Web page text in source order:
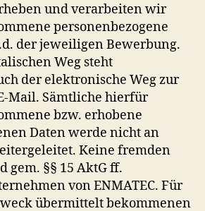
und verarbeiten wir
personenbezogene
der jeweiligen Bewerbung.
Weg steht
der elektronische Weg zur
Mail. Sämtliche hierfür
bzw. erhobene
Daten werde nicht an
Keine fremden
gem. §§ 15 AktG ff.
von ENMATEC. Für
übermittelt bekommenen